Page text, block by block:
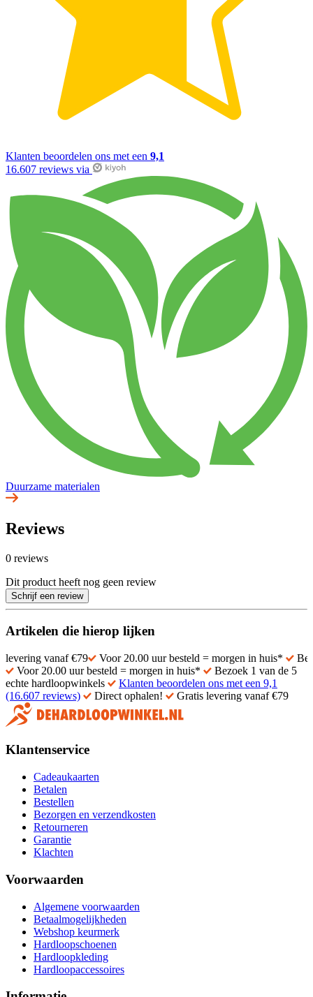
Klanten beoordelen ons met een 9,1
16.607 reviews via
Duurzame materialen
Reviews
0 reviews
Dit product heeft nog geen review
Schrijf een review
Artikelen die hierop lijken
vanaf €79 Voor 20.00 uur besteld = morgen in huis*
Bezoek 1
Voor 20.00 uur besteld = morgen in huis*
Bezoek 1 van de 5
echte hardloopwinkels
Klanten beoordelen ons met een 9,1
(16.607 reviews)
Direct ophalen! Gratis levering vanaf €79
Klantenservice
Cadeaukaarten
Betalen
Bestellen
Bezorgen en verzendkosten
Retourneren
Garantie
Klachten
Voorwaarden
Algemene voorwaarden
Betaalmogelijkheden
Webshop keurmerk
Hardloopschoenen
Hardloopkleding
Hardloopaccessoires